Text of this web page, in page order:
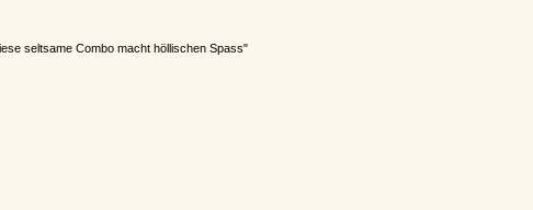
seltsame Combo macht höllischen Spass"